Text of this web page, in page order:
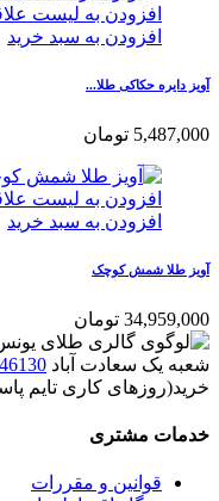
افزودن به لیست
افزودن به سبد خرید
آویز دایره حکاکی طلا...
5,487,000 تومان
افزودن به لیست
افزودن به سبد خرید
آویز طلا شمش کوچک
34,959,000 تومان
شعبه یک سعادت آباد
خرید(روزهای کاری تایم
خدمات مشتری
قوانین و مقررات